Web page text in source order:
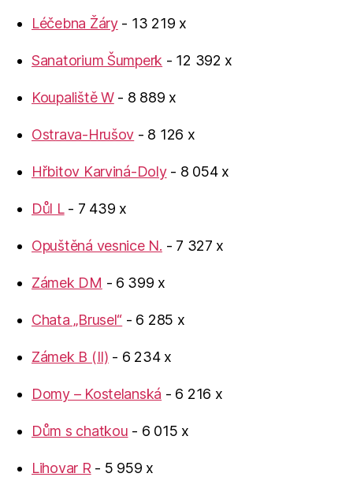
Léčebna Žáry- 13 219 x
Sanatorium Šumperk - 12 392 x
Koupaliště W- 8 889 x
Ostrava-Hrušov - 8 126 x
Hřbitov Karviná-Doly- 8 054 x
Důl L- 7 439 x
Opuštěná vesnice N. - 7 327 x
Zámek DM - 6 399 x
Chata „Brusel“ - 6 285 x
Zámek B (II) - 6 234 x
Domy – Kostelanská - 6 216 x
Dům s chatkou - 6 015 x
Lihovar R - 5 959 x